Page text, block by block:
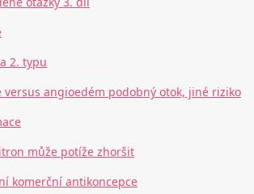
2. typu
versus angioedém podobný otok, jiné riziko
může potíže zhoršit
komerční antikoncepce